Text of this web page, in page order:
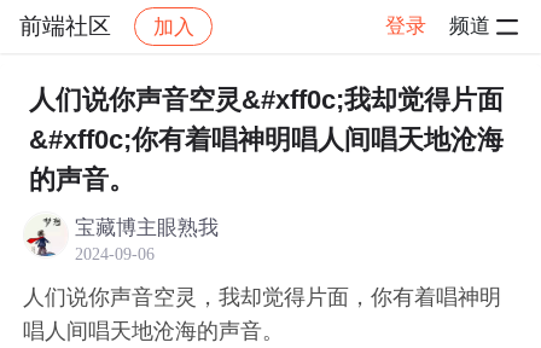
前端社区 加入 登录 频道
社区 前端社区 感慨 帖子详情
人们说你声音空灵&#xff0c;我却觉得片面
&#xff0c;你有着唱神明唱人间唱天地沧海
的声音。
宝藏博主眼熟我
2024-09-06
人们说你声音空灵，我却觉得片面，你有着唱神明
唱人间唱天地沧海的声音。